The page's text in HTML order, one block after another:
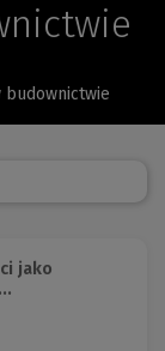
budownictwie
jako